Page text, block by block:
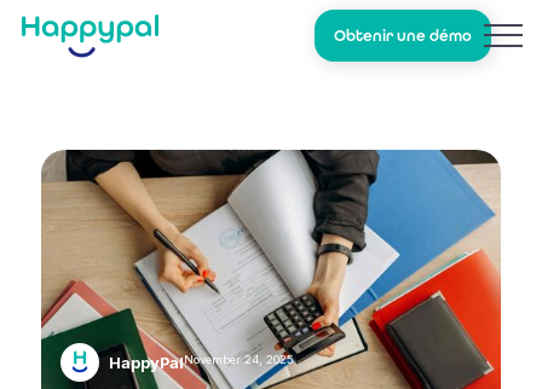
Obtenir une démo
HappyPalNovember 24, 2025